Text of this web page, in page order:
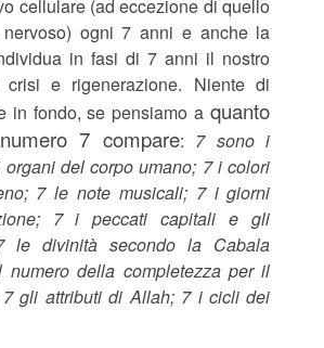
cellulare (ad eccezione di quello
ogni 7 anni e anche la
in fasi di 7 anni il nostro
crisi e rigenerazione. Niente di
in fondo, se pensiamo aquanto
7 compare: 7 sono i
del corpo umano; 7 i colori
7 le note musicali; 7 i giorni
7 i peccati capitali e gli
le divinità secondo la Cabala
numero della completezza per il
7 gli attributi di Allah; 7 i cicli dei